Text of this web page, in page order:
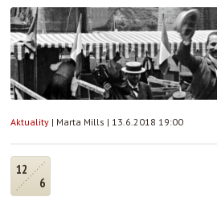
Aktuality | Marta Mills | 13.6.2018 19:00
12
6